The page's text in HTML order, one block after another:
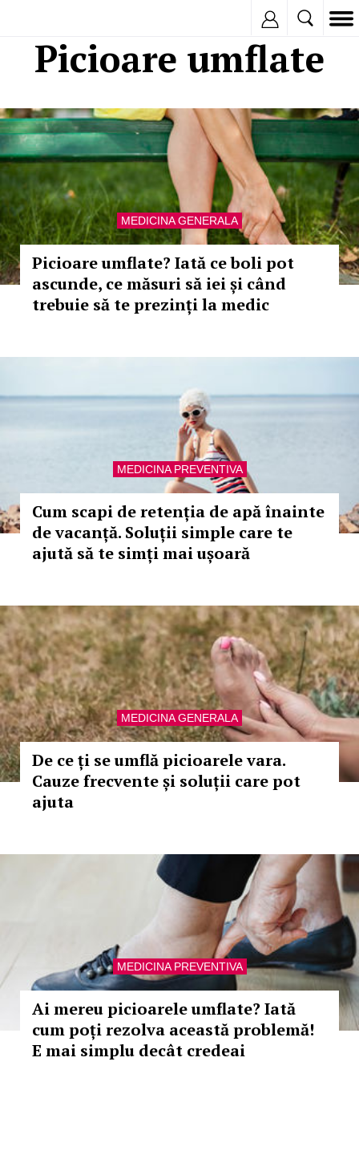
Picioare umflate
MEDICINA GENERALA
Picioare umflate? Iată ce boli pot
ascunde, ce măsuri să iei și când
trebuie să te prezinți la medic
MEDICINA PREVENTIVA
Cum scapi de retenția de apă înainte
de vacanță. Soluții simple care te
ajută să te simți mai ușoară
MEDICINA GENERALA
De ce ți se umflă picioarele vara.
Cauze frecvente și soluții care pot
ajuta
MEDICINA PREVENTIVA
Ai mereu picioarele umflate? Iată
cum poți rezolva această problemă!
E mai simplu decât credeai